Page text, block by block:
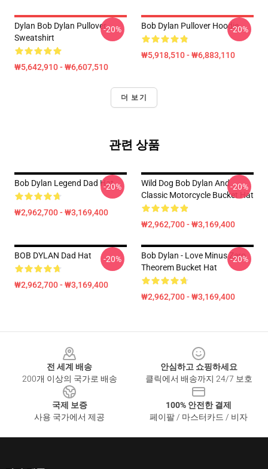
Dylan Bob Dylan Pullover
Sweatshirt
₩5,642,910 - ₩6,607,510
-20% Bob Dylan Pullover Hoodie
₩5,918,510 - ₩6,883,110
-20%
더 보기
관련 상품
Bob Dylan Legend Dad Hat
₩2,962,700 - ₩3,169,400
-20%
Wild Dog Bob Dylan And
Classic Motorcycle Bucket Hat
₩2,962,700 - ₩3,169,400
-20%
BOB DYLAN Dad Hat
₩2,962,700 - ₩3,169,400
-20%
Bob Dylan - Love Minus Zero
Theorem Bucket Hat
₩2,962,700 - ₩3,169,400
-20%
전 세계 배송
200개 이상의 국가로 배송
안심하고 쇼핑하세요
클릭에서 배송까지 24/7 보호
국제 보증
사용 국가에서 제공
100% 안전한 결제
페이팔 / 마스터카드 / 비자